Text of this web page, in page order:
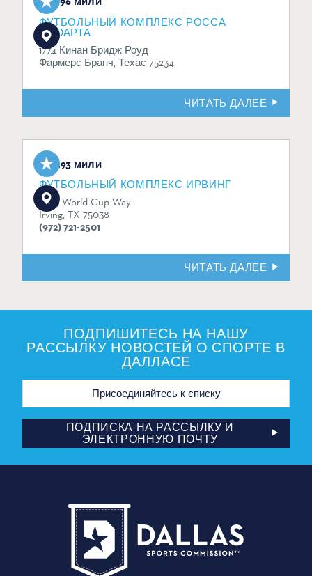
ФУТБОЛЬНЫЙ КОМПЛЕКС РОССА
СТЮАРТА
1774 Кинан Бридж Роуд
Фармерс Бранч, Техас 75234
ЧИТАТЬ ДАЛЕЕ
3.93 мили
ФУТБОЛЬНЫЙ КОМПЛЕКС ИРВИНГ
3585 World Cup Way
Irving, TX 75038
(972) 721-2501
ЧИТАТЬ ДАЛЕЕ
ПОДПИШИТЕСЬ НА НАШУ
РАССЫЛКУ НОВОСТЕЙ О СПОРТЕ В
ДАЛЛАСЕ
Адрес
почты
ПОДПИСКА НА РАССЫЛКУ И
ЭЛЕКТРОННУЮ ПОЧТУ